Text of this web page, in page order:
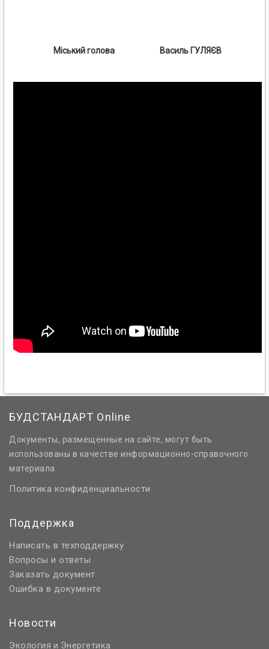
Міський голова Василь ГУЛЯЄВ
БУДСТАНДАРТ Online
Документы, размещенные на сайте, могут быть
использованы в качестве информационно-справочного
материала.
Политика конфиденциальности
Поддержка
Написать в техподдержку
Вопросы и ответы
Заказать документ
Ошибка в документе
Новости
Экология и Энергетика